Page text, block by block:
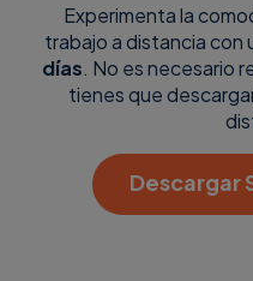
Experimenta la
trabajo a distancia con
días. No es necesario
tienes que
Descargar